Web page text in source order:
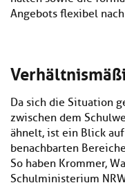
Angebots flexibel
Da sich die Situation
zwischen dem
ähnelt, ist ein Blick
benachbarten
So haben Krommer,
Schulministerium